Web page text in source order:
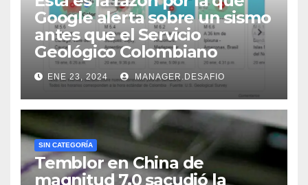
Google alerta sobre un sismo
antes que el Servicio
Geológico Colombiano
ENE 23, 2024 MANAGER.DESAFIO
SIN CATEGORÍA
Temblor en China de
magnitud 7,0 sacudió la